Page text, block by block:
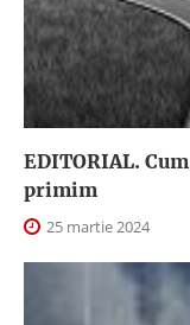
EDITORIAL.
primim
25 martie 2024